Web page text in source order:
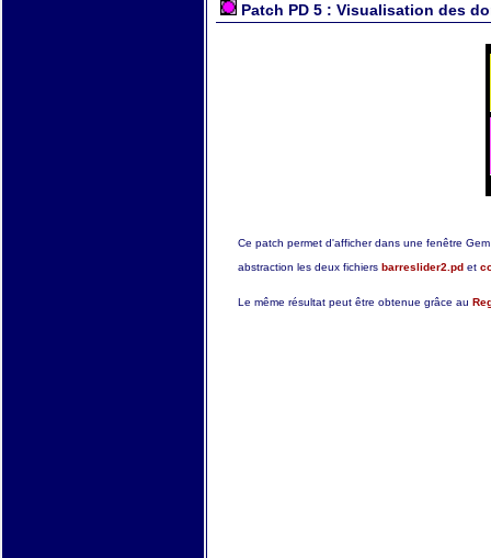
Patch PD 5 : Visualisation des
Ce patch permet d'afficher dans une fenêtre
abstraction les deux fichiers barreslider2.pd et
Le même résultat peut être obtenue grâce au